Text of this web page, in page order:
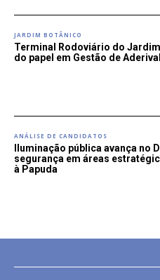
JARDIM BOTÂNICO
Terminal Rodoviário do
do papel em Gestão de
ANÁLISE DE CANDIDATOS
Iluminação pública avança no
segurança em áreas
à Papuda